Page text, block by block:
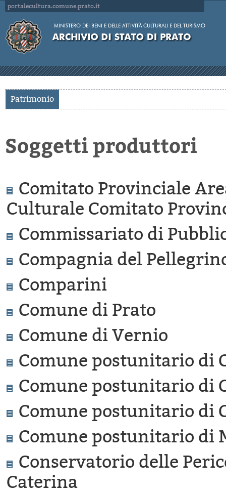
portalecultura.comune.prato.it
Patrimonio
Soggetti produttori
Comitato Provinciale
Culturale Comitato
Commissariato di
Compagnia del
Comparini
Comune di Prato
Comune di Vernio
Comune postunitario di
Comune postunitario di
Comune postunitario di
Comune postunitario di
Conservatorio delle
Caterina